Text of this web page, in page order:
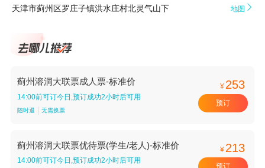
天津市蓟州区罗庄子镇洪水庄村北灵气山下 地图 
蓟州溶洞大联票成人票-标准价
14:00前可订今日,预订成功2小时后可用
随时退 无需换票
¥ 253
预订
蓟州溶洞大联票优待票(学生/老人)-标准价
14:00前可订今日,预订成功2小时后可用
¥ 213
预订